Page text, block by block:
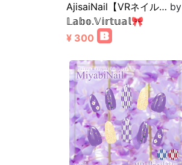
AjisaiNail【VRネイル… by
𝕃𝕒𝕓𝕠.𝕍𝕚𝕣𝕥𝕦𝕒𝕝🎀
¥ 300